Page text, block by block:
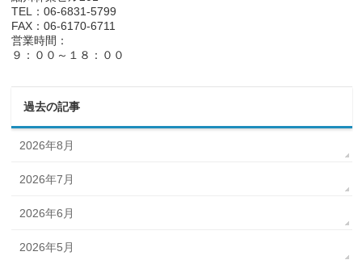
TEL：06-6831-5799
FAX：06-6170-6711
営業時間：
９：００～１８：００
過去の記事
2026年8月
2026年7月
2026年6月
2026年5月